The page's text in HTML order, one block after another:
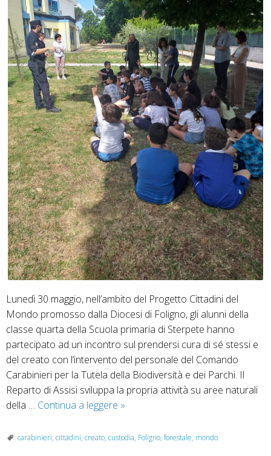
Lunedì 30 maggio, nell’ambito del Progetto Cittadini del
Mondo promosso dalla Diocesi di Foligno, gli alunni della
classe quarta della Scuola primaria di Sterpete hanno
partecipato ad un incontro sul prendersi cura di sé stessi e
del creato con l’intervento del personale del Comando
Carabinieri per la Tutela della Biodiversità e dei Parchi. Il
Reparto di Assisi sviluppa la propria attività su aree naturali
della … Continua a leggere Progetto
del
»
carabinieri, cittadini, creato, custodia, Foligno, forestale, mondo